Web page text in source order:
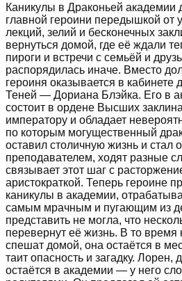
Каникулы в Драконьей академии
главной героини передышкой от
лекций, зелий и бесконечных
вернуться домой, где её ждали
пироги и встречи с семьёй и
распорядилась иначе. Вместо
героиня оказывается в кабинете
Теней — Дориана Блэйка. Его в
состоит в ордене Высших
императору и обладает
по которым могущественный
оставил столичную жизнь и стал
преподавателем, ходят разные
связывает этот шаг с
аристократкой. Теперь героине
каникулы в академии,
самым мрачным и пугающим из
представить не могла, что
перевернут её жизнь. В то время
спешат домой, она остаётся в
таит опасность и загадку. Лорен,
остаётся в академии — у него